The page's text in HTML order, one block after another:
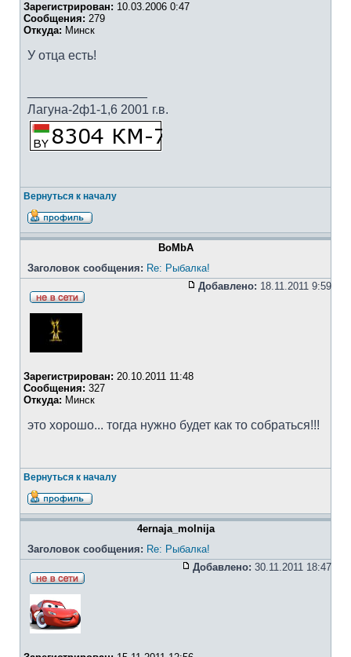
Зарегистрирован: 10.03.2006 0:47
Сообщения: 279
Откуда: Минск
У отца есть!
Лагуна-2ф1-1,6 2001 г.в.
Вернуться к началу
BoMbA
Заголовок сообщения: Re: Рыбалка!
Добавлено: 18.11.2011 9:59
Зарегистрирован: 20.10.2011 11:48
Сообщения: 327
Откуда: Минск
это хорошо... тогда нужно будет как то собраться!!!
Вернуться к началу
4ernaja_molnija
Заголовок сообщения: Re: Рыбалка!
Добавлено: 30.11.2011 18:47